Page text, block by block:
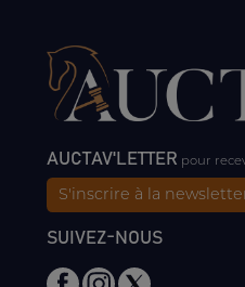
AUCTAV'LETTER pour
S'inscrire à la
SUIVEZ-NOUS